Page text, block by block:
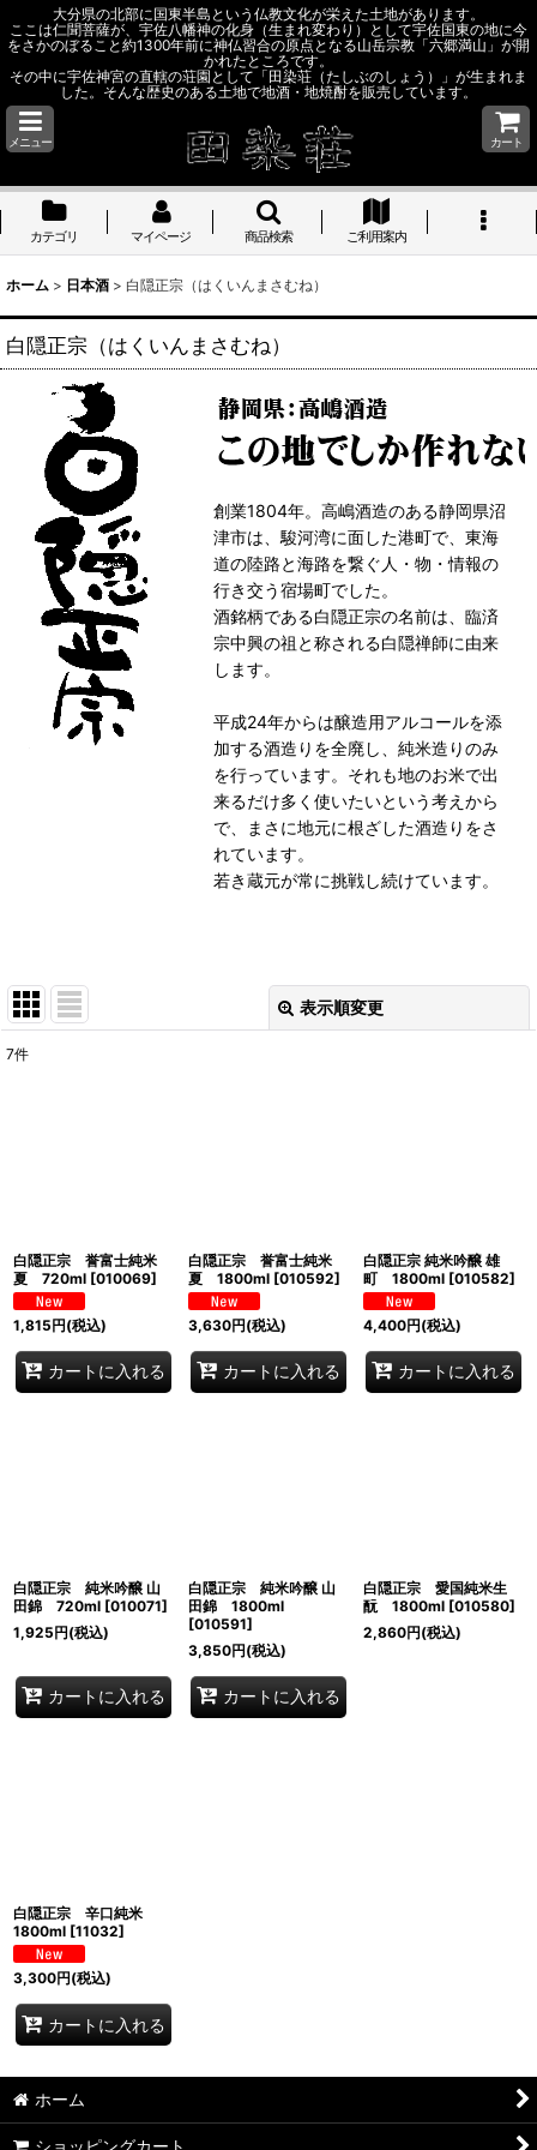
大分県の北部に国東半島という仏教文化が栄えた土地があります。
ここは仁聞菩薩が、宇佐八幡神の化身（生まれ変わり）として宇佐国東の地に今
をさかのぼること約1300年前に神仏習合の原点となる山岳宗教「六郷満山」が開
かれたところです。
その中に宇佐神宮の直轄の荘園として「田染荘（たしぶのしょう）」が生まれま
した。そんな歴史のある土地で地酒・地焼酎を販売しています。
メニュー カート
カテゴリ マイページ 商品検索 ご利用案内
ホーム > 日本酒 > 白隠正宗（はくいんまさむね）
白隠正宗（はくいんまさむね）
創業1804年。高嶋酒造のある静岡県沼
津市は、駿河湾に面した港町で、東海
道の陸路と海路を繋ぐ人・物・情報の
行き交う宿場町でした。
酒銘柄である白隠正宗の名前は、臨済
宗中興の祖と称される白隠禅師に由来
します。
平成24年からは醸造用アルコールを添
加する酒造りを全廃し、純米造りのみ
を行っています。それも地のお米で出
来るだけ多く使いたいという考えから
で、まさに地元に根ざした酒造りをさ
れています。
若き蔵元が常に挑戦し続けています。
表示順変更
7件
白隠正宗 誉富士純米
夏 720ml [010069]
1,815円(税込)
カートに入れる
白隠正宗 誉富士純米
夏 1800ml [010592]
3,630円(税込)
カートに入れる
白隠正宗 純米吟醸 雄
町 1800ml [010582]
4,400円(税込)
カートに入れる
白隠正宗 純米吟醸 山
田錦 720ml [010071]
1,925円(税込)
カートに入れる
白隠正宗 純米吟醸 山
田錦 1800ml
[010591]
3,850円(税込)
カートに入れる
白隠正宗 愛国純米生
酛 1800ml [010580]
2,860円(税込)
白隠正宗 辛口純米
1800ml [11032]
3,300円(税込)
カートに入れる
ホーム